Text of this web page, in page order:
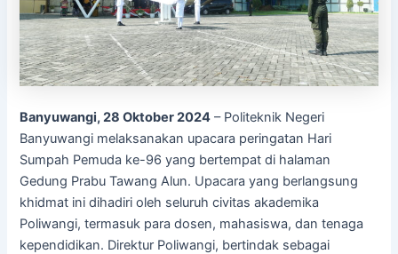
Banyuwangi, 28 Oktober 2024 – Politeknik Negeri
Banyuwangi melaksanakan upacara peringatan Hari
Sumpah Pemuda ke-96 yang bertempat di halaman
Gedung Prabu Tawang Alun. Upacara yang berlangsung
khidmat ini dihadiri oleh seluruh civitas akademika
Poliwangi, termasuk para dosen, mahasiswa, dan tenaga
kependidikan. Direktur Poliwangi, bertindak sebagai